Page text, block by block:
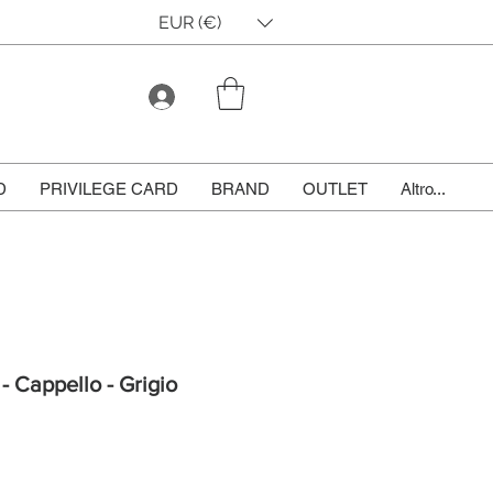
EUR (€)
PRIVILEGE CARD BRAND OUTLET Altro...
Cappello - Grigio